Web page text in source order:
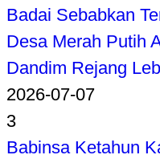
Badai Sebabkan
Desa Merah Putih
Dandim Rejang
2026-07-07
3
Babinsa Ketahun